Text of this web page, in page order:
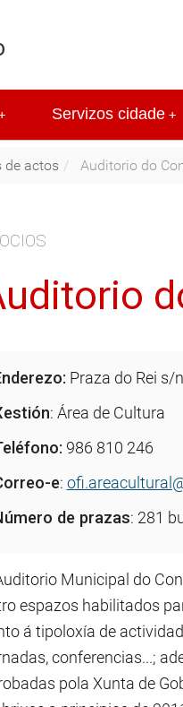
+
Servizos cidade
de actos Auditorio do
Praza do Rei s/n
: Área de Cultura
986 810 246
e:
de prazas: 281
Municipal do
espazos habilitados
á tipoloxía de
conferencias...;
pola Xunta de